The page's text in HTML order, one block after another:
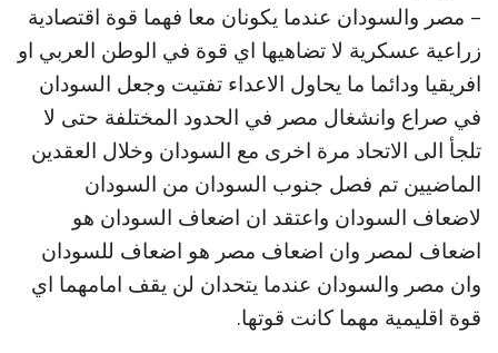
– مصر والسودان عندما يكونان معا فهما قوة اقتصادية
زراعية عسكرية لا تضاهيها اي قوة في الوطن العربي او
افريقيا ودائما ما يحاول الاعداء تفتيت وجعل السودان
في صراع وانشغال مصر في الحدود المختلفة حتى لا
تلجأ الى الاتحاد مرة اخرى مع السودان وخلال العقدين
الماضيين تم فصل جنوب السودان من السودان
لاضعاف السودان واعتقد ان اضعاف السودان هو
اضعاف لمصر وان اضعاف مصر هو اضعاف للسودان
وان مصر والسودان عندما يتحدان لن يقف امامهما اي
قوة اقليمية مهما كانت قوتها.